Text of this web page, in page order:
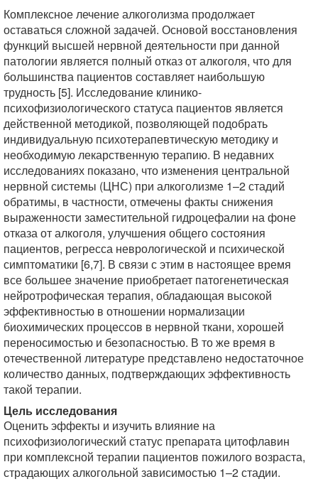
Комплексное лечение алкоголизма продолжает
оставаться сложной задачей. Основой восстановления
функций высшей нервной деятельности при данной
патологии является полный отказ от алкоголя, что для
большинства пациентов составляет наибольшую
трудность [5]. Исследование клинико-
психофизиологического статуса пациентов является
действенной методикой, позволяющей подобрать
индивидуальную психотерапевтическую методику и
необходимую лекарственную терапию. В недавних
исследованиях показано, что изменения центральной
нервной системы (ЦНС) при алкоголизме 1–2 стадий
обратимы, в частности, отмечены факты снижения
выраженности заместительной гидроцефалии на фоне
отказа от алкоголя, улучшения общего состояния
пациентов, регресса неврологической и психической
симптоматики [6,7]. В связи с этим в настоящее время
все большее значение приобретает патогенетическая
нейротрофическая терапия, обладающая высокой
эффективностью в отношении нормализации
биохимических процессов в нервной ткани, хорошей
переносимостью и безопасностью. В то же время в
отечественной литературе представлено недостаточное
количество данных, подтверждающих эффективность
такой терапии.
Цель исследования
Оценить эффекты и изучить влияние на
психофизиологический статус препарата цитофлавин
при комплексной терапии пациентов пожилого возраста,
страдающих алкогольной зависимостью 1–2 стадии.